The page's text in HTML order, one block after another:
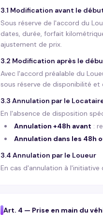
3.1 Modification avant le
Sous réserve de l'accord du
dates, durée, forfait
ajustement de prix.
3.2 Modification après le
Avec l'accord préalable du
sous réserve de disponibilité
3.3 Annulation par le
En l'absence de disposition
Annulation +48h avant :
Annulation dans les 48h
3.4 Annulation par le Loueur
En cas d'annulation à
Art. 4 — Prise en main du